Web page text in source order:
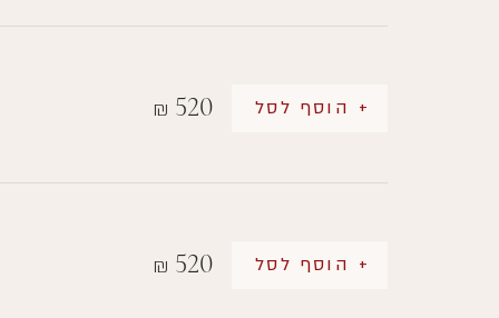
₪ 520 + הוסף לסל
₪ 520 + הוסף לסל